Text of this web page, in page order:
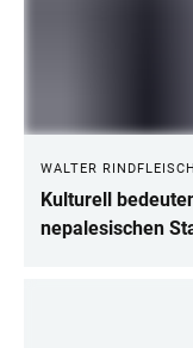
WALTER
Kulturell
nepalesischen